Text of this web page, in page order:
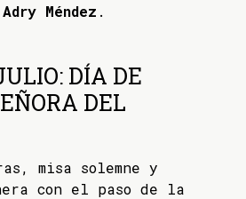
Méndez .
DÍA DE
DEL
misa solemne y
con el paso de la